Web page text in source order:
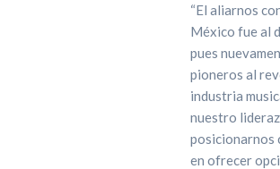
“El aliarnos
México fue al
pues
pioneros al
industria
nuestro
posicionarnos
en ofrecer